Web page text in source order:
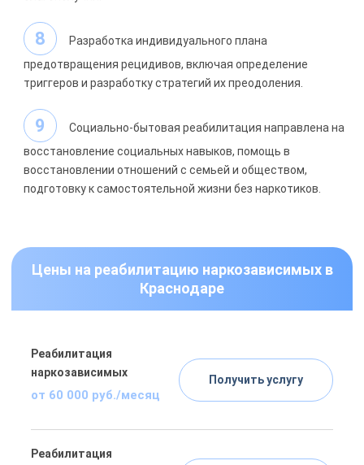
Разработка индивидуального плана
предотвращения рецидивов, включая определение
триггеров и разработку стратегий их преодоления.
Социально-бытовая реабилитация направлена на
восстановление социальных навыков, помощь в
восстановлении отношений с семьей и обществом,
подготовку к самостоятельной жизни без наркотиков.
Цены на реабилитацию наркозависимых в
Краснодаре
Реабилитация
наркозависимых
от 60 000 руб./месяц
Получить услугу
Реабилитация